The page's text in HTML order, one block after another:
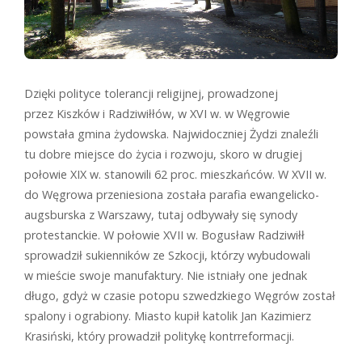
Dzięki polityce tolerancji religijnej, prowadzonej
przez Kiszków i Radziwiłłów, w XVI w. w Węgrowie
powstała gmina żydowska. Najwidoczniej Żydzi znaleźli
tu dobre miejsce do życia i rozwoju, skoro w drugiej
połowie XIX w. stanowili 62 proc. mieszkańców. W XVII w.
do Węgrowa przeniesiona została parafia ewangelicko-
augsburska z Warszawy, tutaj odbywały się synody
protestanckie. W połowie XVII w. Bogusław Radziwiłł
sprowadził sukienników ze Szkocji, którzy wybudowali
w mieście swoje manufaktury. Nie istniały one jednak
długo, gdyż w czasie potopu szwedzkiego Węgrów został
spalony i ograbiony. Miasto kupił katolik Jan Kazimierz
Krasiński, który prowadził politykę kontrreformacji.